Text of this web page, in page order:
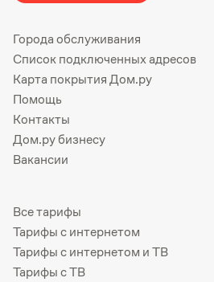
Города обслуживания
Список подключенных адресов
Карта покрытия Дом.ру
Помощь
Контакты
Дом.ру бизнесу
Вакансии
Все тарифы
Тарифы с интернетом
Тарифы с интернетом и ТВ
Тарифы с ТВ